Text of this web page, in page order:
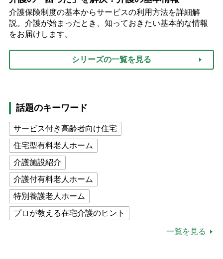
介護保険制度の基本からサービスの利用方法を詳細解
説。介護が始まったとき、知っておきたい基本的な情報
をお届けします。
シリーズの一覧を見る
話題のキーワード
サービス付き高齢者向け住宅
住宅型有料老人ホーム
介護施設紹介
介護付有料老人ホーム
特別養護老人ホーム
プロが教える在宅介護のヒント
一覧を見る